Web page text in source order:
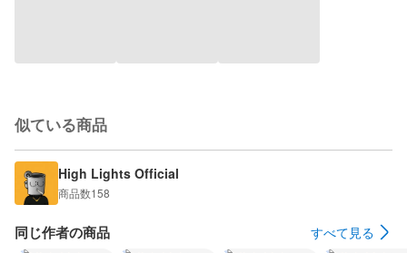
似ている商品
High Lights Official
商品数158
同じ作者の商品 すべて見る